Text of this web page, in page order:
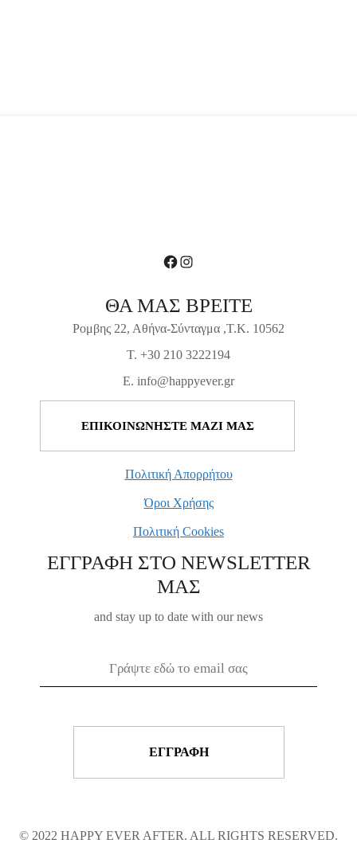
ΘΑ ΜΑΣ ΒΡΕΙΤΕ
Ρομβης 22, Αθήνα-Σύνταγμα ,Τ.Κ. 10562
T. +30 210 3222194
E. info@happyever.gr
ΕΠΙΚΟΙΝΩΝΗΣΤΕ ΜΑΖΙ ΜΑΣ
Πολιτική Απορρήτου
Όροι Χρήσης
Πολιτική Cookies
Facebook
Instagram
ΕΓΓΡΑΦΗ ΣΤΟ NEWSLETTER
ΜΑΣ
and stay up to date with our news
© 2022 HAPPY EVER AFTER. ALL RIGHTS RESERVED.